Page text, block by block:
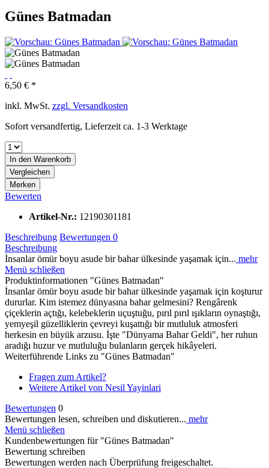
Günes Batmadan
6,50 € *
inkl. MwSt. zzgl. Versandkosten
Sofort versandfertig, Lieferzeit ca. 1-3 Werktage
In den Warenkorb
Vergleichen
Merken
Bewerten
Artikel-Nr.: 12190301181
Beschreibung Bewertungen 0
Beschreibung
İnsanlar ömür boyu asude bir bahar ülkesinde yaşamak için... mehr
Menü schließen
Produktinformationen "Günes Batmadan"
İnsanlar ömür boyu asude bir bahar ülkesinde yaşamak için koşturur
dururlar. Kim istemez dünyasına bahar gelmesini? Rengârenk
çiçeklerin açtığı, kelebeklerin uçuştuğu, pırıl pırıl ışıkların oynaştığı,
yemyeşil güzelliklerin çevreyi kuşattığı bir mutluluk atmosferi
herkesin en büyük arzusu. İşte "Dünyama Bahar Geldi", her ruhun
aradığı huzur ve mutluluğu bulanların gerçek hikâyeleri.
Weiterführende Links zu "Günes Batmadan"
Fragen zum Artikel?
Weitere Artikel von Nesil Yayinlari
Bewertungen 0
Bewertungen lesen, schreiben und diskutieren... mehr
Menü schließen
Kundenbewertungen für "Günes Batmadan"
Bewertung schreiben
Bewertungen werden nach Überprüfung freigeschaltet.